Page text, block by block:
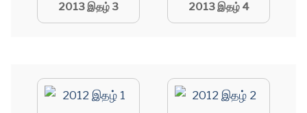
2013 இதழ் 3 2013 இதழ் 4